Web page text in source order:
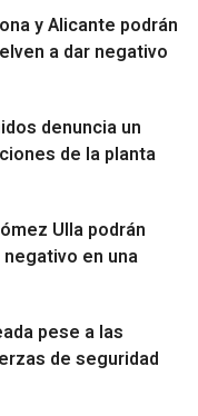
y Alicante podrán
a dar negativo
denuncia un
de la planta
Ulla podrán
en una
pese a las
de seguridad